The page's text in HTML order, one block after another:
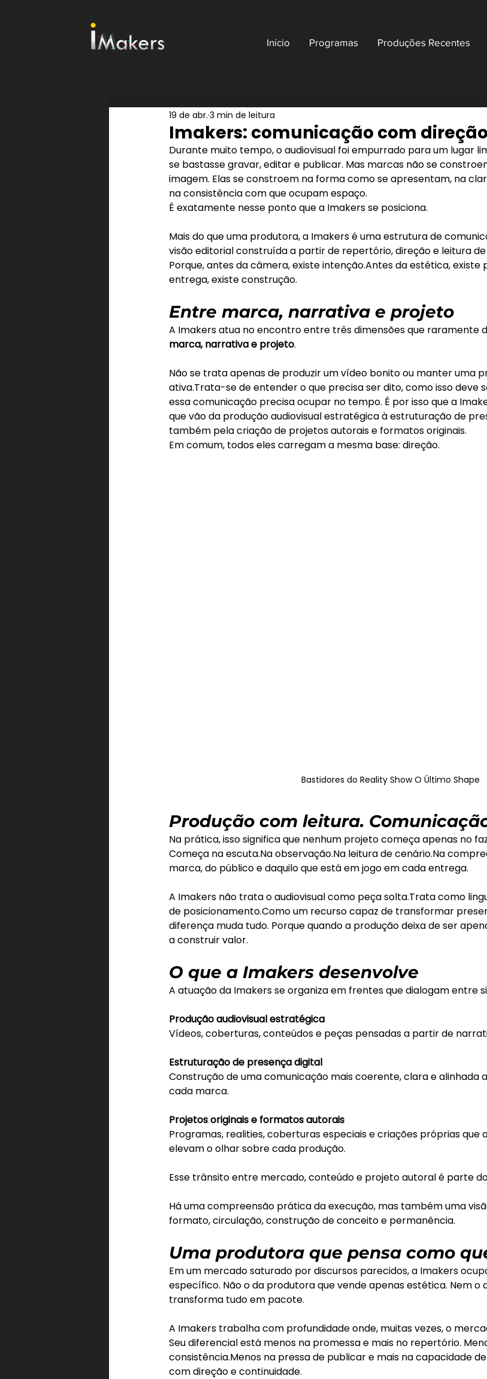
Início Programas Produções Recentes
Imakers: comunicação com direção
19 de abr. 3 min de leitura
Durante muito tempo, o audiovisual foi empurrado para um lugar
se bastasse gravar, editar e publicar. Mas marcas não se
imagem. Elas se constroem na forma como se apresentam, na
na consistência com que ocupam espaço.
É exatamente nesse ponto que a Imakers se posiciona.
Mais do que uma produtora, a Imakers é uma estrutura de
visão editorial construída a partir de repertório, direção e leitura
Porque, antes da câmera, existe intenção.Antes da estética, existe
entrega, existe construção.
Entre marca, narrativa e projeto
A Imakers atua no encontro entre três dimensões que raramente
marca, narrativa e projeto.
Não se trata apenas de produzir um vídeo bonito ou manter uma
ativa.Trata-se de entender o que precisa ser dito, como isso deve
essa comunicação precisa ocupar no tempo. É por isso que a
que vão da produção audiovisual estratégica à estruturação de
também pela criação de projetos autorais e formatos originais.
Em comum, todos eles carregam a mesma base: direção.
Bastidores do Reality Show O Último Shape
Produção com leitura.
Na prática, isso significa que nenhum projeto começa apenas no
Começa na escuta.Naobservação.Na leitura de cenário.Na
marca, do público e daquilo que está em jogo em cada entrega.
A Imakers não trata o audiovisual como peça solta.Trata como
de posicionamento.Como um recurso capaz de transformar
diferença muda tudo. Porque quando a produção deixa de ser
a construir valor.
O que a Imakers desenvolve
A atuação da Imakers se organiza em frentes que dialogam entre
Produção audiovisual estratégica
Vídeos, coberturas, conteúdos e peças pensadas a partir de
Estruturação de presença digital
Construção de uma comunicação mais coerente, clara e alinhada
cada marca.
Projetos originais e formatos autorais
Programas, realities, coberturas especiais e criações próprias
elevam o olhar sobre cada produção.
Esse trânsito entre mercado, conteúdo e projeto autoral é parte
Há uma compreensão prática da execução, mas também uma
formato, circulação, construção de conceito e permanência.
Uma produtora que pensa como
Em um mercado saturado por discursos parecidos, a Imakers
específico. Não o da produtora que vende apenas estética. Nem o
transforma tudo em pacote.
A Imakers trabalha com profundidade onde, muitas vezes, o
Seu diferencial está menos na promessa e mais no repertório.
consistência.Menos na pressa de publicar e mais na capacidade
com direção e continuidade.